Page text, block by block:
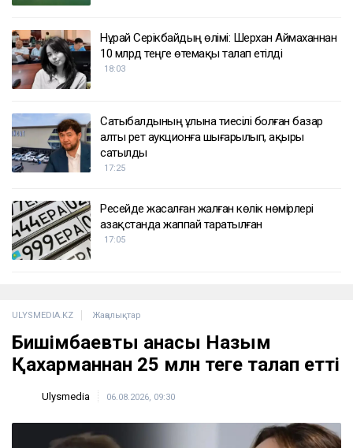
Нұрай Серікбайдың өлімі: Шерхан Аймаханнан
10 млрд теңге өтемақы талап етілді
18:03
Сатыбалдының ұлына тиесілі болған базар
алты рет аукционға шығарылып, ақыры
сатылды
17:25
Ресейде жасалған жалған көлік нөмірлері
Қазақстанда жаппай таратылған
17:05
ULYSMEDIA.KZ Жаңалықтар
Бишімбаевтың анасы Назым
Қахарманнан 25 млн теңге талап етті
Ulysmedia 06.08.2026, 09:30